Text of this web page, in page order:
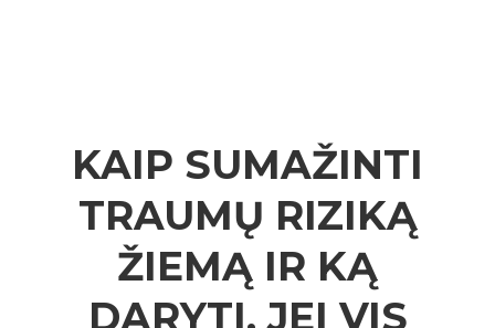
KAIP SUMAŽINTI
TRAUMŲ RIZIKĄ
ŽIEMĄ IR KĄ
DARYTI, JEI VIS